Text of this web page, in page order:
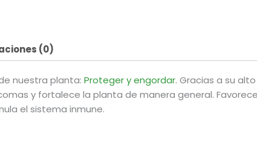
(0)
nuestra planta: Proteger y engordar. Gracias a su
y fortalece la planta de manera general.
el sistema inmune.